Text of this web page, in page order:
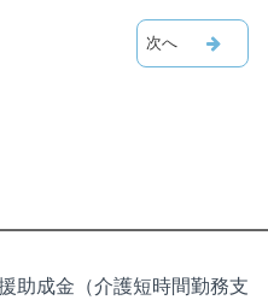
助成金（介護短時間勤務支